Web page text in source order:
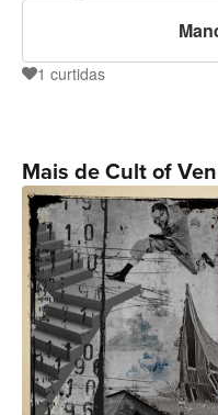
1 curtidas
Mais de Cult of